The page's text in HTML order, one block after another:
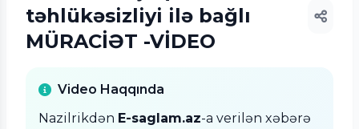
təhlükəsizliyi ilə bağlı
MÜRACİƏT -VİDEO
Video Haqqında
Nazilrikdən E-saglam.az-a verilən xəbərə